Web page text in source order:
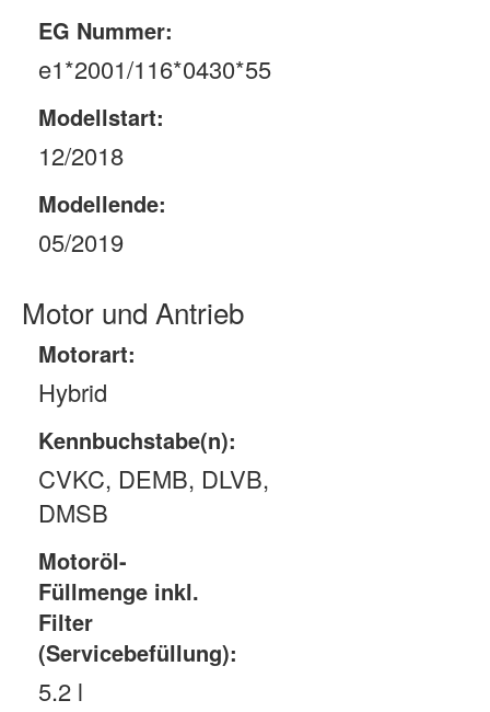
EG Nummer:
e1*2001/116*0430*55
Modellstart:
12/2018
Modellende:
05/2019
Motor und Antrieb
Motorart:
Hybrid
Kennbuchstabe(n):
CVKC, DEMB, DLVB,
DMSB
Motoröl-
Füllmenge inkl.
Filter
(Servicebefüllung):
5.2 l